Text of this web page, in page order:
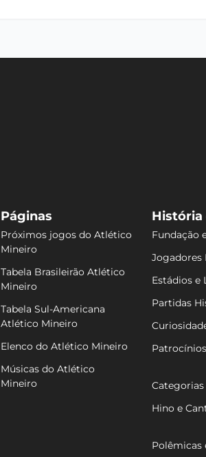
Páginas
Próximos jogos do Atlético
Mineiro
Tabela Brasileirão Atlético
Mineiro
Tabela Sul-Americana
Atlético Mineiro
Elenco do Atlético Mineiro
Músicas do Atlético
Mineiro
História
Fundação
Jogadores
Estádios e
Partidas
Categorias
Hino e
Polêmicas